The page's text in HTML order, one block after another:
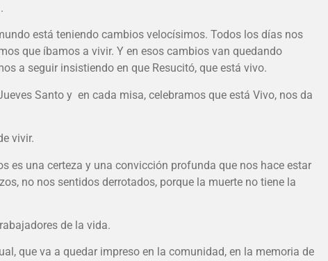
está teniendo cambios velocísimos. Todos los días nos
que íbamos a vivir. Y en esos cambios van quedando
a seguir insistiendo en que Resucitó, que está vivo.
Santo y en cada misa, celebramos que está Vivo, nos da
vivir.
es una certeza y una convicción profunda que nos hace estar
no nos sentidos derrotados, porque la muerte no tiene la
de la vida.
que va a quedar impreso en la comunidad, en la memoria de